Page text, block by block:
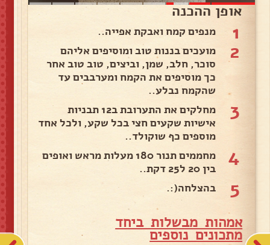
אופן ההכנה
1 מנפים קמח ואבקת אפייה..
2
מועכים בננות טוב ומוסיפים אליהם
סוכר, חלב, שמן, וביצים, טוב טוב אחר
כך מוסיפים את הקמח ומערבבים עד
שהקמח נבלע..
3
מחלקים את התערובת ב12 תבניות
אישיות שקעים חצי בכל שקע, ולכל אחד
מוספים כף שוקולד..
4
מחממים תנור 180 מעלות מראש ואופים
בין 20 ל25 דקת..
5 בהצלחה(:.
אמהות מבשלות ביחד
מתכונים נוספים